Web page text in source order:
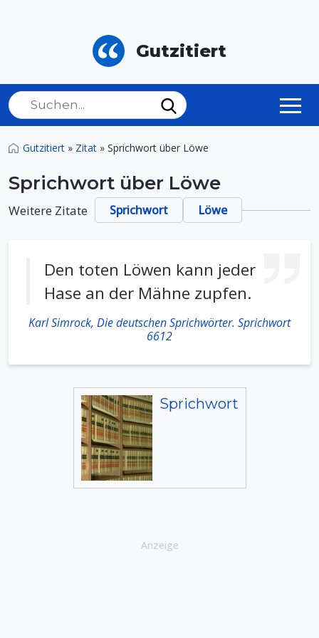
Gutzitiert
Gutzitiert » Zitat » Sprichwort über Löwe
Sprichwort über Löwe
Weitere Zitate Sprichwort Löwe
Den toten Löwen kann jeder
Hase an der Mähne zupfen.
Karl Simrock, Die deutschen Sprichwörter. Sprichwort
6612
Sprichwort
Anzeige